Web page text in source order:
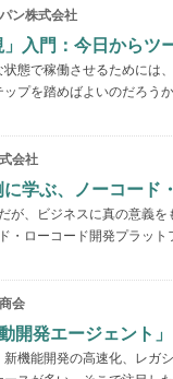
ン株式会社
」入門：今日からツ
態で稼働させるためには
プを踏めばよいのだろう
会社
学ぶ、ノーコード
が、ビジネスに真の意義
・ローコード開発プラッ
会
開発エージェント
機能開発の高速化、レガ